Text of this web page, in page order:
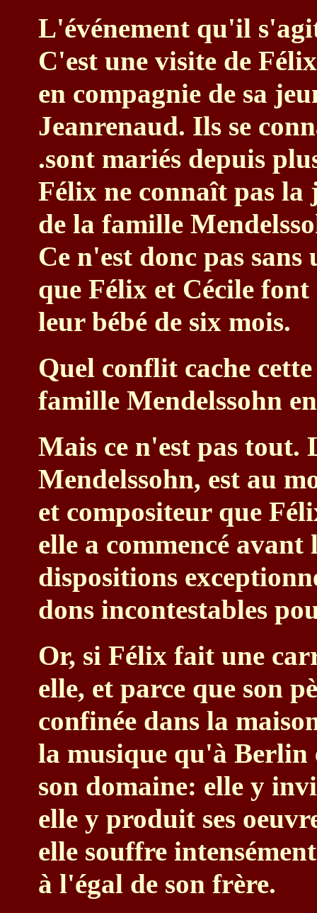
L'événement qu'il
C'est une visite de
en compagnie de sa
Jeanrenaud. Ils se
.sont mariés depuis
Félix ne connaît pas la
de la famille
Ce n'est donc pas
que Félix et Cécile font
leur bébé de six mois.
Quel conflit cache
famille Mendelssohn
Mais ce n'est pas tout.
Mendelssohn, est au
et compositeur que
elle a commencé
dispositions
dons incontestables
Or, si Félix fait une
elle, et parce que son
confinée dans la
la musique qu'à Berlin
son domaine: elle y
elle y produit ses
elle souffre
à l'égal de son frère.